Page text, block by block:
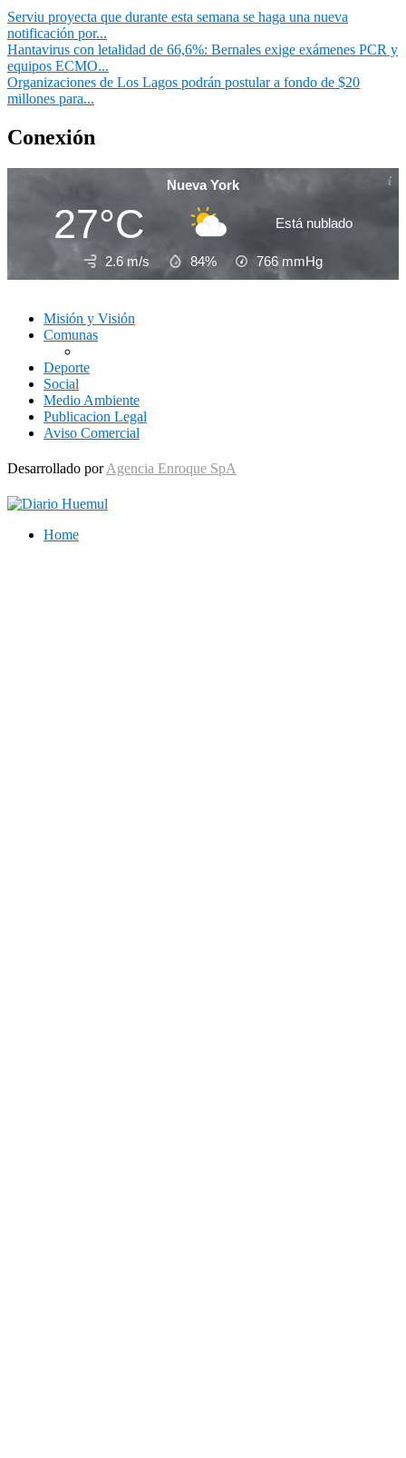
Serviu proyecta que durante esta semana se haga una nueva
notificación por...
Hantavirus con letalidad de 66,6%: Bernales exige exámenes PCR y
equipos ECMO...
Organizaciones de Los Lagos podrán postular a fondo de $20
millones para...
Conexión
Nueva York
27°C Está nublado
2.6 m/s 84% 766 mmHg
Misión y Visión
Comunas
Deporte
Social
Medio Ambiente
Publicacion Legal
Aviso Comercial
Desarrollado por Agencia Enroque SpA
Home